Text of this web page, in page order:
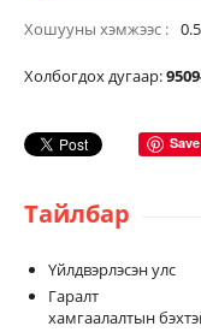
Хошууны хэмжээс 0.5
Холбогдох дугаар:
Save
Тайлбар
Үйлдвэрлэсэн
Гаралт 0.5мм
хамгаалалтын